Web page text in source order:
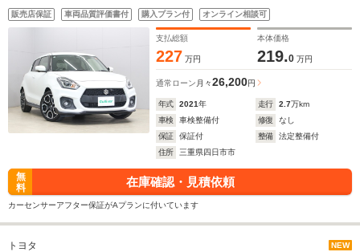
ートライト ビルトインETC ブラインドスポットモニター レー
ダークルーズコントロール クリアランスソナー Pスタート
販売店保証 車両品質評価書付 購入プラン付 オンライン相談可
支払総額
227 万円
本体価格
219.0 万円
通常ローン 月々26,200円
年式 2021年 走行 2.7万km
車検
車検整備付 修復
なし
保証
保証付 整備
法定整備付
住所
三重県四日市市
無
料
在庫確認・見積依頼
カーセンサーアフター保証がAプランに付いています
トヨタ NEW